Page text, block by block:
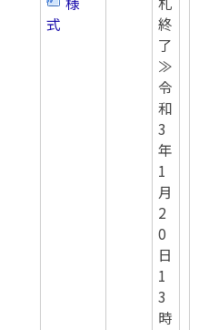
式
終
了
≫
令
和
3
年
1
月
2
0
日
1
3
時